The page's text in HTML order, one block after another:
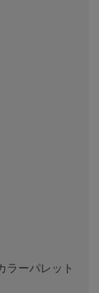
ラーパレット